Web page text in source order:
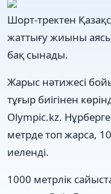
Шорт-тректен
жаттығу жиыны
бақ сынады.
Жарыс нәтижесі
тұғыр биігінен
Olympic.kz.
метрде топ жарса,
иеленді.
1000 метрлік